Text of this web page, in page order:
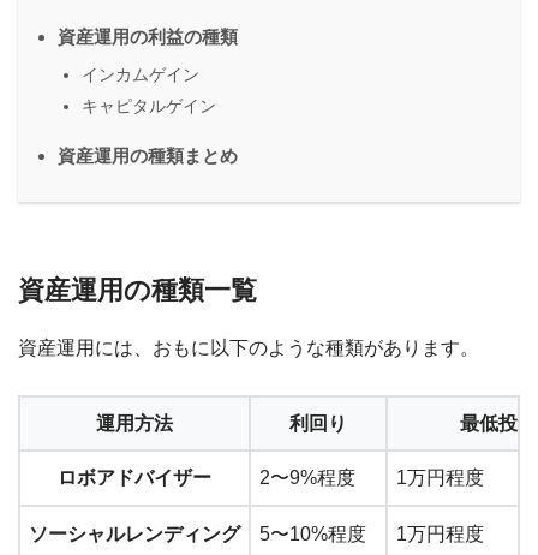
資産運用の利益の種類
インカムゲイン
キャピタルゲイン
資産運用の種類まとめ
資産運用の種類一覧
資産運用には、おもに以下のような種類があります。
運用方法 利回り 最低投
ロボアドバイザー 2〜9%程度 1万円程度
ソーシャルレンディング 5〜10%程度 1万円程度